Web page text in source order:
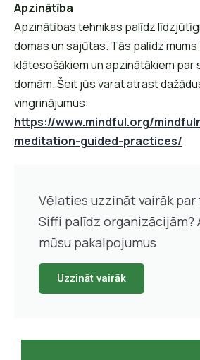
Apzinātība
Apzinātības tehnikas palīdz
domas un sajūtas. Tās palīdz
klātesošākiem un apzinātākiem par
domām. Šeit jūs varat atrast
vingrinājumus:
https://www.mindful.org/
meditation-guided-practices/
Vēlaties uzzināt vairāk par
Siffi palīdz organizācijām?
mūsu pakalpojumus
Uzzināt vairāk